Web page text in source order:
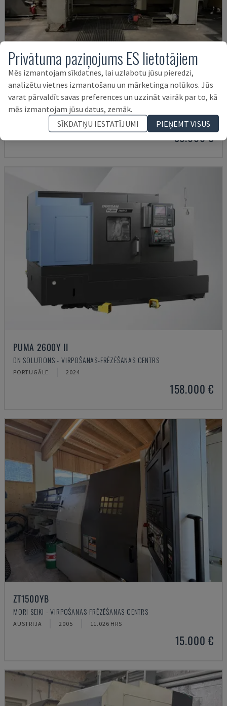
G250
INDEX - VIRPOŠANAS-FRĒZĒŠANAS CENTRS
2004
38.000 €
PUMA 2600Y II
DN SOLUTIONS - VIRPOŠANAS-FRĒZĒŠANAS CENTRS
PORTUGĀLE 2024
158.000 €
ZT1500YB
MORI SEIKI - VIRPOŠANAS-FRĒZĒŠANAS CENTRS
AUSTRIJA 2005 11.026 HRS
15.000 €
Privātuma paziņojums ES lietotājiem
Mēs izmantojam sīkdatnes, lai uzlabotu jūsu pieredzi,
analizētu vietnes izmantošanu un mārketinga nolūkos. Jūs
varat pārvaldīt savas preferences un uzzināt vairāk par to, kā
mēs izmantojam jūsu datus, zemāk.
SĪKDATŅU IESTATĪJUMI
PIEŅEMT VISUS